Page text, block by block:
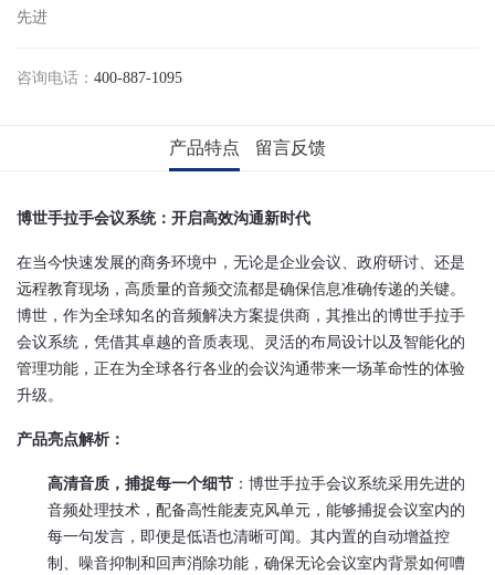
先进
咨询电话： 400-887-1095
产品特点 留言反馈
博世手拉手会议系统：开启高效沟通新时代
在当今快速发展的商务环境中，无论是企业会议、政府研讨、还是
远程教育现场，高质量的音频交流都是确保信息准确传递的关键。
博世，作为全球知名的音频解决方案提供商，其推出的博世手拉手
会议系统，凭借其卓越的音质表现、灵活的布局设计以及智能化的
管理功能，正在为全球各行各业的会议沟通带来一场革命性的体验
升级。
产品亮点解析：
高清音质，捕捉每一个细节 ：博世手拉手会议系统采用先进的
音频处理技术，配备高性能麦克风单元，能够捕捉会议室内的
每一句发言，即便是低语也清晰可闻。其内置的自动增益控
制、噪音抑制和回声消除功能，确保无论会议室内背景如何嘈